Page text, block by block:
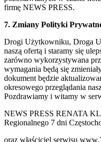
firmę NEWS PRESS.
7. Zmiany Polityki
Drogi Użytkowniku, Droga
naszą ofertą i staramy się
zarówno wykorzystywana
wymagania będą się
dokument będzie
okresowego przeglądania
Pozdrawiamy i witamy w
NEWS PRESS RENATA
Regionalnego 7 dni
oraz właściciel serwisu